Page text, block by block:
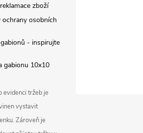
zboží
ochrany osobních
gabionů - inspirujte
gabionu 10x10
evidenci tržeb je
vystavit
Zároveň je